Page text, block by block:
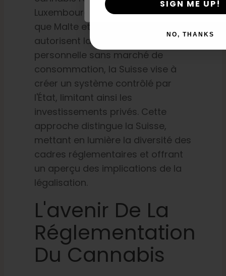
Luxembourg et l'Allemagne. Alors
que Malte et l'Allemagne
autorisent la consommation
personnelle sans marché de
consommation, la Suisse vise à
créer un système contrôlé par
l'État, limitant ainsi les
investissements privés. Cette
approche distingue la Suisse,
mettant en lumière la diversité des
cadres réglementaires et offrant
un aperçu des implications de la
légalisation.
L'avenir De La
Réglementation
Du Cannabis
SIGN ME UP!
NO, THANKS